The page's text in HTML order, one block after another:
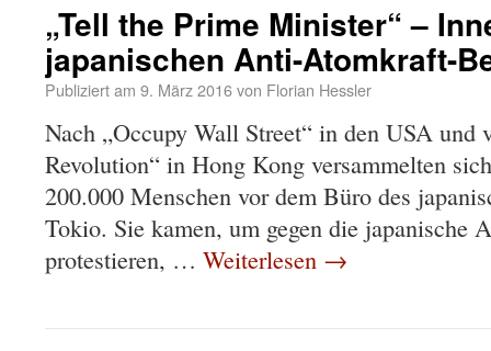
„Tell the Prime Minister“ –
japanischen Anti-Atomkraft-
Publiziert am 9. März 2016von Florian Hessler
Nach „Occupy Wall Street“ in den USA und
Revolution“ in Hong Kong versammelten
200.000 Menschen vor dem Büro des
Tokio. Sie kamen, um gegen die japanische
protestieren, … Weiterlesen →